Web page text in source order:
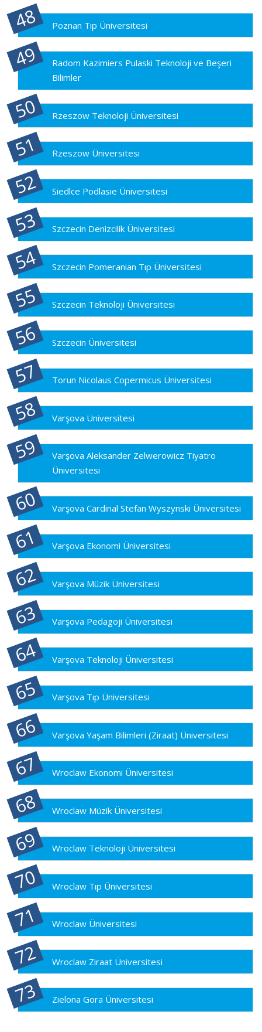
Poznan Tıp Üniversitesi
Radom Kazimiers Pulaski Teknoloji ve Beşeri
Bilimler
Rzeszow Teknoloji Üniversitesi
Rzeszow Üniversitesi
Siedlce Podlasie Üniversitesi
Szczecin Denizcilik Üniversitesi
Szczecin Pomeranian Tıp Üniversitesi
Szczecin Teknoloji Üniversitesi
Szczecin Üniversitesi
Torun Nicolaus Copermicus Üniversitesi
Varşova Üniversitesi
Varşova Aleksander Zelwerowicz Tiyatro
Üniversitesi
Varşova Cardinal Stefan Wyszynski Üniversitesi
Varşova Ekonomi Üniversitesi
Varşova Müzik Üniversitesi
Varşova Pedagoji Üniversitesi
Varşova Teknoloji Üniversitesi
Varşova Tıp Üniversitesi
Varşova Yaşam Bilimleri (Ziraat) Üniversitesi
Wroclaw Ekonomi Üniversitesi
Wroclaw Müzik Üniversitesi
Wroclaw Teknoloji Üniversitesi
Wroclaw Tıp Üniversitesi
Wroclaw Üniversitesi
Wroclaw Ziraat Üniversitesi
Zielona Gora Üniversitesi